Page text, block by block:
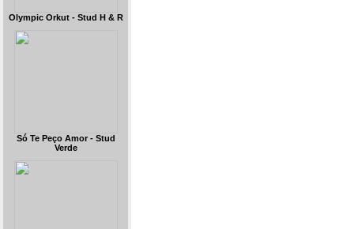
Olympic Orkut - Stud H & R
Só Te Peço Amor - Stud
Verde